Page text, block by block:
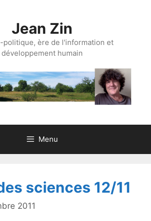
Jean Zin
politique, ère de l'information et
développement humain
Menu
sciences 12/11
2011